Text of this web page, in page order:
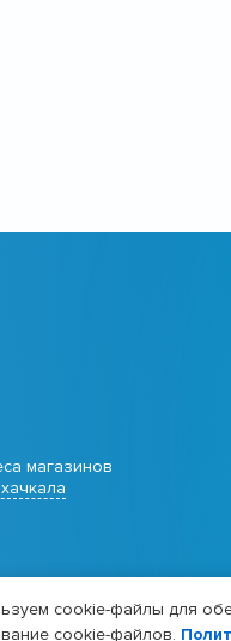
магазинов
cookie-файлы для
cookie-файлов.